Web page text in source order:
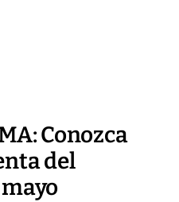
Conozca
del